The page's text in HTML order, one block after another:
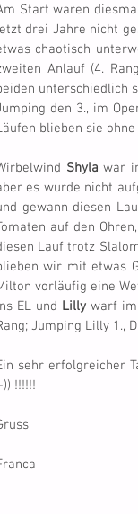
Start waren
drei Jahre nicht
chaotisch
Anlauf (4.
unterschiedlich
den 3., im
blieben sie ohne
Shyla war
es wurde nicht
gewann diesen
auf den
Lauf trotz
wir mit etwas
vorläufig eine
EL und Lilly warf im
Jumping Lilly 1.,
sehr erfolgreicher
)) !!!!!!